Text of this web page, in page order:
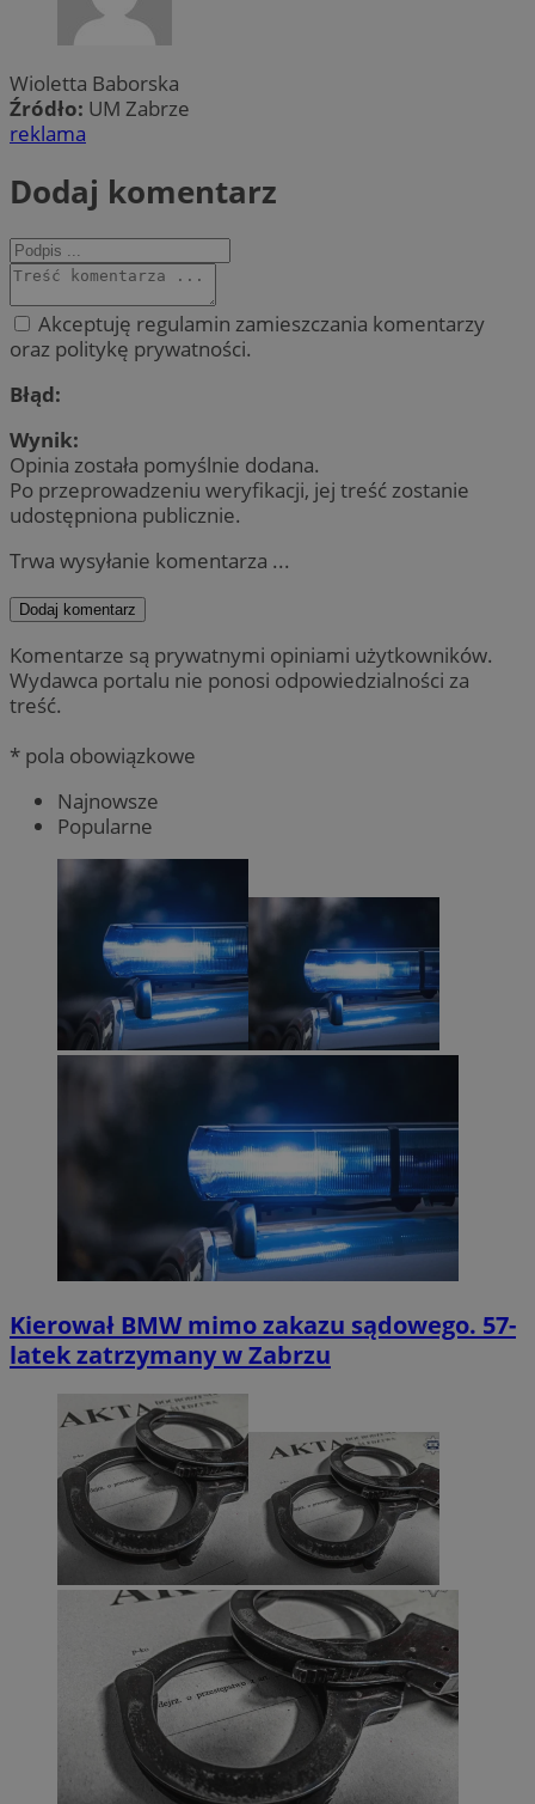
Wioletta Baborska
Źródło: UM Zabrze
reklama
Dodaj komentarz
Akceptuję regulamin zamieszczania komentarzy
oraz politykę prywatności.
Błąd:
Wynik:
Opinia została pomyślnie dodana.
Po przeprowadzeniu weryfikacji, jej treść zostanie
udostępniona publicznie.
Trwa wysyłanie komentarza ...
Dodaj komentarz
Komentarze są prywatnymi opiniami użytkowników.
Wydawca portalu nie ponosi odpowiedzialności za
treść.
* pola obowiązkowe
Najnowsze
Popularne
Kierował BMW mimo zakazu sądowego. 57-
latek zatrzymany w Zabrzu